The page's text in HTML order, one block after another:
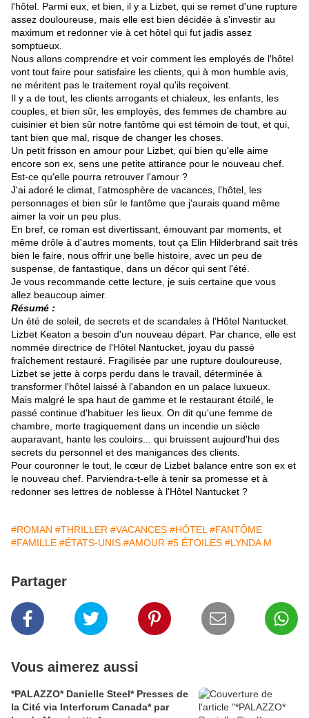
l'hôtel. Parmi eux, et bien, il y a Lizbet, qui se remet d'une rupture
assez douloureuse, mais elle est bien décidée à s'investir au
maximum et redonner vie à cet hôtel qui fut jadis assez
somptueux.
Nous allons comprendre et voir comment les employés de l'hôtel
vont tout faire pour satisfaire les clients, qui à mon humble avis,
ne méritent pas le traitement royal qu'ils reçoivent.
Il y a de tout, les clients arrogants et chialeux, les enfants, les
couples, et bien sûr, les employés, des femmes de chambre au
cuisinier et bien sûr notre fantôme qui est témoin de tout, et qui,
tant bien que mal, risque de changer les choses.
Un petit frisson en amour pour Lizbet, qui bien qu'elle aime
encore son ex, sens une petite attirance pour le nouveau chef.
Est-ce qu'elle pourra retrouver l'amour ?
J'ai adoré le climat, l'atmosphère de vacances, l'hôtel, les
personnages et bien sûr le fantôme que j'aurais quand même
aimer la voir un peu plus.
En bref, ce roman est divertissant, émouvant par moments, et
même drôle à d'autres moments, tout ça Elin Hilderbrand sait très
bien le faire, nous offrir une belle histoire, avec un peu de
suspense, de fantastique, dans un décor qui sent l'été.
Je vous recommande cette lecture, je suis certaine que vous
allez beaucoup aimer.
Résumé :
Un été de soleil, de secrets et de scandales à l'Hôtel Nantucket.
Lizbet Keaton a besoin d'un nouveau départ. Par chance, elle est
nommée directrice de l'Hôtel Nantucket, joyau du passé
fraîchement restauré. Fragilisée par une rupture douloureuse,
Lizbet se jette à corps perdu dans le travail, déterminée à
transformer l'hôtel laissé à l'abandon en un palace luxueux.
Mais malgré le spa haut de gamme et le restaurant étoilé, le
passé continue d'habituer les lieux. On dit qu'une femme de
chambre, morte tragiquement dans un incendie un siècle
auparavant, hante les couloirs... qui bruissent aujourd'hui des
secrets du personnel et des manigances des clients.
Pour couronner le tout, le cœur de Lizbet balance entre son ex et
le nouveau chef. Parviendra-t-elle à tenir sa promesse et à
redonner ses lettres de noblesse à l'Hôtel Nantucket ?
#ROMAN #THRILLER #VACANCES #HÔTEL #FANTÔME
#FAMILLE #ÉTATS-UNIS #AMOUR #5 ÉTOILES #LYNDA M
Partager
Vous aimerez aussi
*PALAZZO* Danielle Steel* Presses de
la Cité via Interforum Canada* par